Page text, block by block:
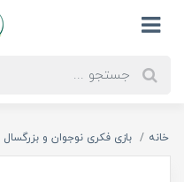
خانه بازی فکری نوجوان و بزرگسال